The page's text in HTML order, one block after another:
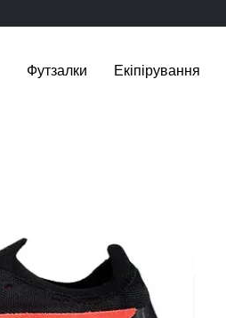
Футзалки Екіпірування